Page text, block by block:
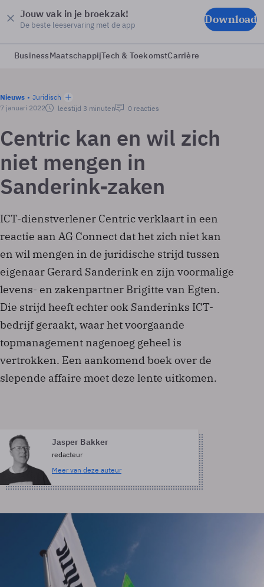
Jouw vak in je broekzak!
De beste leeservaring met de app Download
BusinessMaatschappijTech & ToekomstCarrière
Nieuws
Juridisch
7 januari 2022
leestijd 3 minuten 0 reacties
Centric kan en wil zich
niet mengen in
Sanderink-zaken
ICT-dienstverlener Centric verklaart in een
reactie aan AG Connect dat het zich niet kan
en wil mengen in de juridische strijd tussen
eigenaar Gerard Sanderink en zijn voormalige
levens- en zakenpartner Brigitte van Egten.
Die strijd heeft echter ook Sanderinks ICT-
bedrijf geraakt, waar het voorgaande
topmanagement nagenoeg geheel is
vertrokken. Een aankomend boek over de
slepende affaire moet deze lente uitkomen.
Jasper Bakker
redacteur
Meer van deze auteur